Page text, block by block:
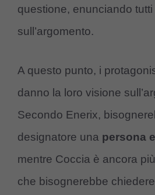
questione, enunciando tutti
sull’argomento.
A questo punto, i
danno la loro visione
Secondo Enerix,
designatore una persona
mentre Coccia è ancora
che bisognerebbe